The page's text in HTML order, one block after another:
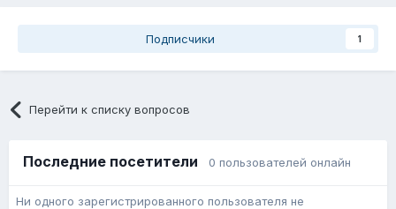
Подписчики 1
Перейти к списку вопросов
Последние посетители 0 пользователей онлайн
Ни одного зарегистрированного пользователя не